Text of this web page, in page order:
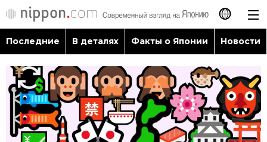
日本語
English
简体字
繁體字
Последние
Последние В деталях Факты о Японии Новости